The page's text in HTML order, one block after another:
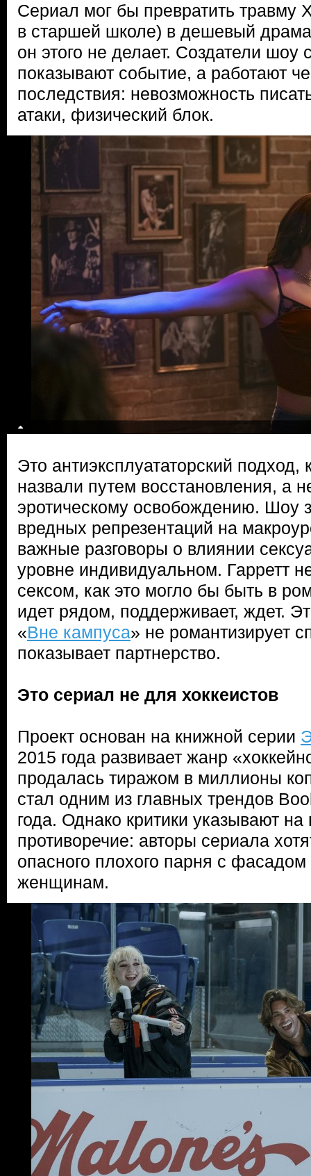
Сериал мог бы превратить травму
в старшей школе) в дешевый
он этого не делает. Создатели шоу
показывают событие, а работают
последствия: невозможность
атаки, физический блок.
Это антиэксплуататорский подход,
назвали путем восстановления, а
эротическому освобождению. Шоу
вредных репрезентаций на
важные разговоры о влиянии
уровне индивидуальном. Гарретт
сексом, как это могло бы быть в
идет рядом, поддерживает, ждет.
«Вне кампуса» не романтизирует
показывает партнерство.
Это сериал не для хоккеистов
Проект основан на книжной серии
2015 года развивает жанр
продалась тиражом в миллионы
стал одним из главных трендов
года. Однако критики указывают на
противоречие: авторы сериала
опасного плохого парня с
женщинам.